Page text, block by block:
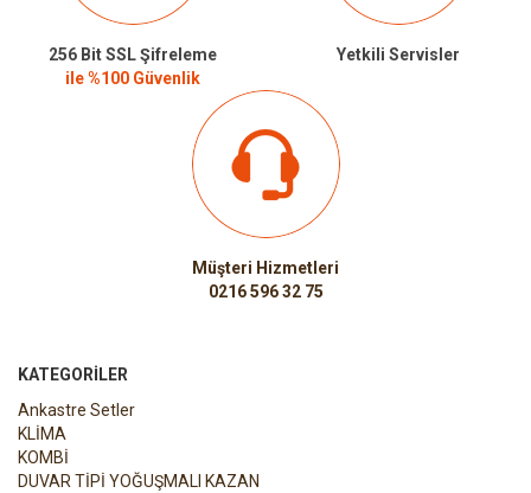
256 Bit SSL Şifreleme
ile %100 Güvenlik
Yetkili Servisler
Müşteri Hizmetleri
0216 596 32 75
KATEGORILER
Ankastre Setler
KLİMA
KOMBİ
DUVAR TİPİ YOĞUŞMALI KAZAN